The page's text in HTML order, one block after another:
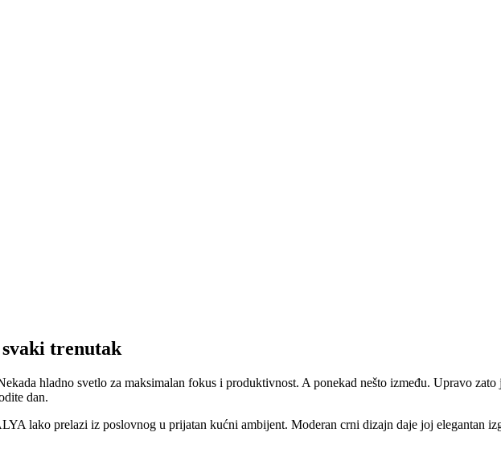
trenutak
hladno svetlo za maksimalan fokus i produktivnost. A ponekad nešto između. Upravo
dan.
lako prelazi iz poslovnog u prijatan kućni ambijent. Moderan crni dizajn daje joj elegantan